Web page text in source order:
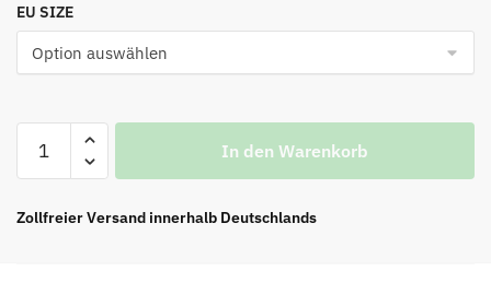
€190.00
EU SIZE
Balenc1aga
Runner
‚Weiß
In den Warenkorb
Zollfreier Versand innerhalb Deutschlands